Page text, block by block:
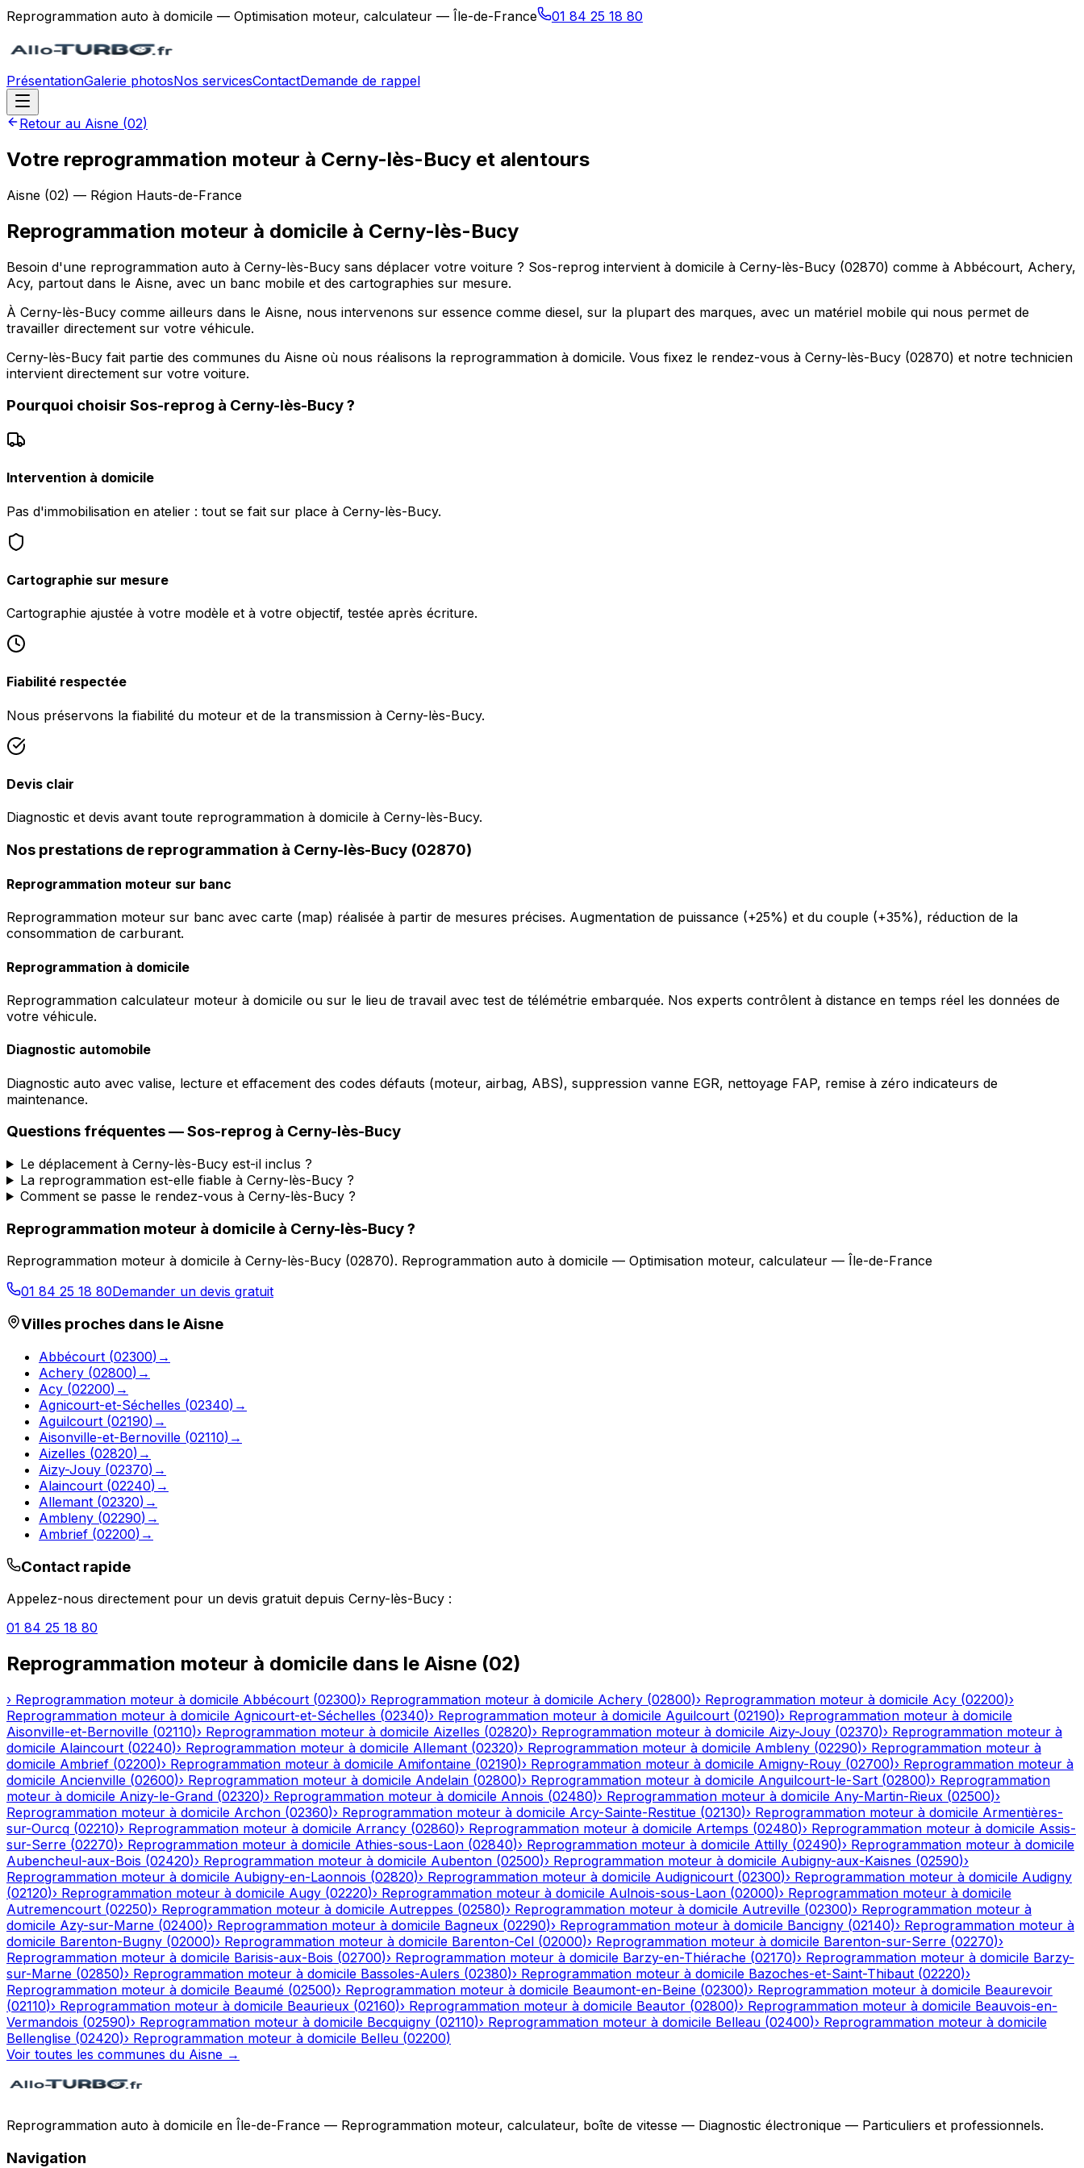
Reprogrammation auto à domicile — Optimisation moteur, calculateur — Île-de-France 01 84 25 18 80
PrésentationGalerie photosNos servicesContactDemande de rappel
Retour au Aisne (02)
Votre reprogrammation moteur à Cerny-lès-Bucy et alentours
Aisne (02) — Région Hauts-de-France
Reprogrammation moteur à domicile à Cerny-lès-Bucy
Besoin d'une reprogrammation auto à Cerny-lès-Bucy sans déplacer votre voiture ? Sos-reprog intervient à domicile à Cerny-lès-Bucy (02870) comme à Abbécourt, Achery,
Acy, partout dans le Aisne, avec un banc mobile et des cartographies sur mesure.
À Cerny-lès-Bucy comme ailleurs dans le Aisne, nous intervenons sur essence comme diesel, sur la plupart des marques, avec un matériel mobile qui nous permet de
travailler directement sur votre véhicule.
Cerny-lès-Bucy fait partie des communes du Aisne où nous réalisons la reprogrammation à domicile. Vous fixez le rendez-vous à Cerny-lès-Bucy (02870) et notre technicien
intervient directement sur votre voiture.
Pourquoi choisir Sos-reprog à Cerny-lès-Bucy?
Intervention à domicile
Pas d'immobilisation en atelier : tout se fait sur place à Cerny-lès-Bucy.
Cartographie sur mesure
Cartographie ajustée à votre modèle et à votre objectif, testée après écriture.
Fiabilité respectée
Nous préservons la fiabilité du moteur et de la transmission à Cerny-lès-Bucy.
Devis clair
Diagnostic et devis avant toute reprogrammation à domicile à Cerny-lès-Bucy.
Nos prestations de reprogrammation à Cerny-lès-Bucy (02870)
Reprogrammation moteur sur banc
Reprogrammation moteur sur banc avec carte (map) réalisée à partir de mesures précises. Augmentation de puissance (+25%) et du couple (+35%), réduction de la
consommation de carburant.
Reprogrammation à domicile
Reprogrammation calculateur moteur à domicile ou sur le lieu de travail avec test de télémétrie embarquée. Nos experts contrôlent à distance en temps réel les données de
votre véhicule.
Diagnostic automobile
Diagnostic auto avec valise, lecture et effacement des codes défauts (moteur, airbag, ABS), suppression vanne EGR, nettoyage FAP, remise à zéro indicateurs de
maintenance.
Questions fréquentes —Sos-reprog à Cerny-lès-Bucy
Le déplacement à Cerny-lès-Bucy est-il inclus ?
La reprogrammation est-elle fiable à Cerny-lès-Bucy ?
Comment se passe le rendez-vous à Cerny-lès-Bucy ?
Reprogrammation moteur à domicile à Cerny-lès-Bucy?
Reprogrammation moteur à domicile à Cerny-lès-Bucy (02870). Reprogrammation auto à domicile — Optimisation moteur, calculateur — Île-de-France
01 84 25 18 80Demander un devis gratuit
Villes proches dans leAisne
Abbécourt (02300) →
Achery (02800) →
Acy (02200) →
Agnicourt-et-Séchelles (02340) →
Aguilcourt (02190) →
Aisonville-et-Bernoville (02110) →
Aizelles (02820) →
Aizy-Jouy (02370) →
Alaincourt (02240) →
Allemant (02320) →
Ambleny (02290) →
Ambrief (02200) →
Contact rapide
Appelez-nous directement pour un devis gratuit depuis Cerny-lès-Bucy :
01 84 25 18 80
Reprogrammation moteur à domicile dans le Aisne (02)
› Reprogrammation moteur à domicile Abbécourt (02300)› Reprogrammation moteur à domicile Achery (02800)› Reprogrammation moteur à domicile Acy (02200)›
Reprogrammation moteur à domicile Agnicourt-et-Séchelles (02340)› Reprogrammation moteur à domicile Aguilcourt (02190)› Reprogrammation moteur à domicile
Aisonville-et-Bernoville (02110)› Reprogrammation moteur à domicile Aizelles (02820)› Reprogrammation moteur à domicile Aizy-Jouy (02370)› Reprogrammation moteur à
domicile Alaincourt (02240)› Reprogrammation moteur à domicile Allemant (02320)› Reprogrammation moteur à domicile Ambleny (02290)› Reprogrammation moteur à
domicile Ambrief (02200)› Reprogrammation moteur à domicile Amifontaine (02190)› Reprogrammation moteur à domicile Amigny-Rouy (02700)› Reprogrammation moteur à
domicile Ancienville (02600)› Reprogrammation moteur à domicile Andelain (02800)› Reprogrammation moteur à domicile Anguilcourt-le-Sart (02800)› Reprogrammation
moteur à domicile Anizy-le-Grand (02320)› Reprogrammation moteur à domicile Annois (02480)› Reprogrammation moteur à domicile Any-Martin-Rieux (02500)›
Reprogrammation moteur à domicile Archon (02360)› Reprogrammation moteur à domicile Arcy-Sainte-Restitue (02130)› Reprogrammation moteur à domicile Armentières-
sur-Ourcq (02210)› Reprogrammation moteur à domicile Arrancy (02860)› Reprogrammation moteur à domicile Artemps (02480)› Reprogrammation moteur à domicile Assis-
sur-Serre (02270)› Reprogrammation moteur à domicile Athies-sous-Laon (02840)› Reprogrammation moteur à domicile Attilly (02490)› Reprogrammation moteur à domicile
Aubencheul-aux-Bois (02420)› Reprogrammation moteur à domicile Aubenton (02500)› Reprogrammation moteur à domicile Aubigny-aux-Kaisnes (02590)›
Reprogrammation moteur à domicile Aubigny-en-Laonnois (02820)› Reprogrammation moteur à domicile Audignicourt (02300)› Reprogrammation moteur à domicile Audigny
(02120)› Reprogrammation moteur à domicile Augy (02220)› Reprogrammation moteur à domicile Aulnois-sous-Laon (02000)› Reprogrammation moteur à domicile
Autremencourt (02250)› Reprogrammation moteur à domicile Autreppes (02580)› Reprogrammation moteur à domicile Autreville (02300)› Reprogrammation moteur à
domicile Azy-sur-Marne (02400)› Reprogrammation moteur à domicile Bagneux (02290)› Reprogrammation moteur à domicile Bancigny (02140)› Reprogrammation moteur à
domicile Barenton-Bugny (02000)› Reprogrammation moteur à domicile Barenton-Cel (02000)› Reprogrammation moteur à domicile Barenton-sur-Serre (02270)›
Reprogrammation moteur à domicile Barisis-aux-Bois (02700)› Reprogrammation moteur à domicile Barzy-en-Thiérache (02170)› Reprogrammation moteur à domicile Barzy-
sur-Marne (02850)› Reprogrammation moteur à domicile Bassoles-Aulers (02380)› Reprogrammation moteur à domicile Bazoches-et-Saint-Thibaut (02220)›
Reprogrammation moteur à domicile Beaumé (02500)› Reprogrammation moteur à domicile Beaumont-en-Beine (02300)› Reprogrammation moteur à domicile Beaurevoir
(02110)› Reprogrammation moteur à domicile Beaurieux (02160)› Reprogrammation moteur à domicile Beautor (02800)› Reprogrammation moteur à domicile Beauvois-en-
Vermandois (02590)› Reprogrammation moteur à domicile Becquigny (02110)› Reprogrammation moteur à domicile Belleau (02400)› Reprogrammation moteur à domicile
Bellenglise (02420)› Reprogrammation moteur à domicile Belleu (02200)
Voir toutes les communes du Aisne →
Reprogrammation auto à domicile en Île-de-France — Reprogrammation moteur, calculateur, boîte de vitesse — Diagnostic électronique — Particuliers et professionnels.
Navigation